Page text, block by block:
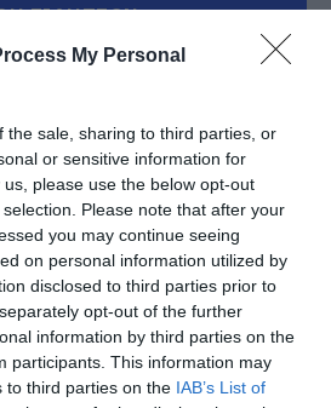
My Personal
the sale, sharing to third parties, or
or sensitive information for
please use the below opt-out
Please note that after your
you may continue seeing
on personal information utilized by
disclosed to third parties prior to
opt-out of the further
information by third parties on the
participants. This information may
to third parties on the IAB’s List of
ΕΙΔΗΣΕΩΝ
Τι θα
αυτού
σημείο
της
στα
στην